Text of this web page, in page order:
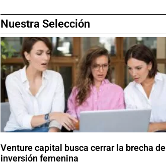
Nuestra Selección
Venture capital busca cerrar la brecha de
inversión femenina